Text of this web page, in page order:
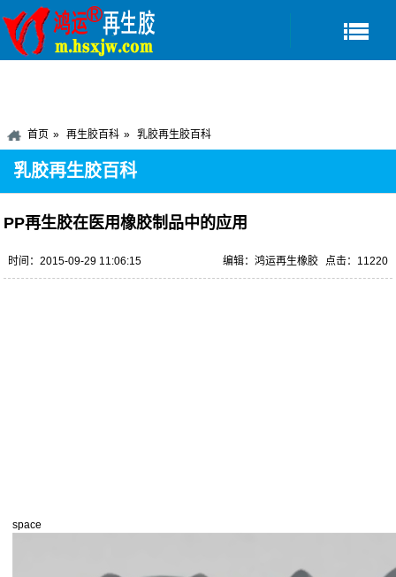
首页 再生胶百科 乳胶再生胶百科
乳胶再生胶百科
PP再生胶在医用橡胶制品中的应用
时间：2015-09-29 11:06:15 点击：11220
编辑：鸿运再生橡胶
space